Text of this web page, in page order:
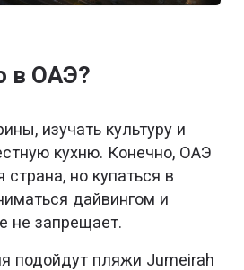
в ОАЭ?
изучать культуру и
кухню. Конечно, ОАЭ
страна, но купаться в
дайвингом и
не запрещает.
подойдут пляжи Jumeirah